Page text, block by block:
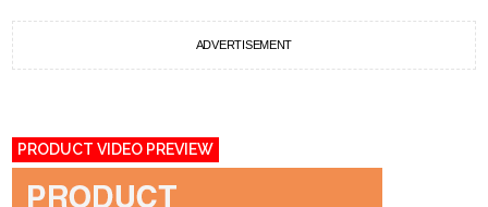
ADVERTISEMENT
PRODUCT VIDEO PREVIEW